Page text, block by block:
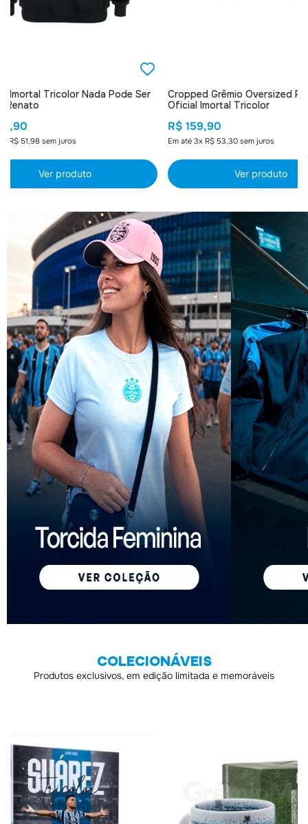
Imortal Tricolor Nada Pode Ser
Renato
,90
R$ 51,98 sem juros
Ver produto
Cropped Grêmio Oversized
Oficial Imortal Tricolor
R$ 159,90
Em até 3x R$ 53,30 sem juros
Ver produto
COLECIONÁVEIS
Produtos exclusivos, em edição limitada e memoráveis